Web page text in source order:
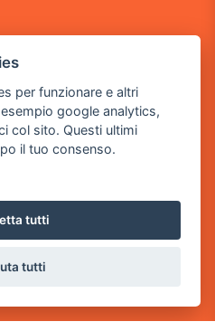
BS
per funzionare e altri
google analytics,
col sito. Questi ultimi
il tuo consenso.
tutti
tutti